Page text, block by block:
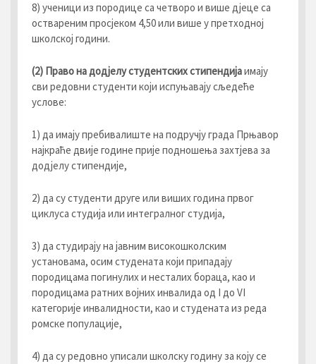
8) ученици из породице са четворо и више дјеце са
оствареним просјеком 4,50 или више у претходној
школској години.
(2) Право на додјелу студентских стипендијаимају
сви редовни студенти који испуњавају сљедеће
услове:
1) да имају пребивалиште на подручју града Прњавор
најкраће двије године прије подношења захтјева за
додјелу стипендије,
2) да су студенти друге или виших година првог
циклуса студија или интегралног студија,
3) да студирају на јавним високошколским
установама, осим студената који припадају
породицама погинулих и несталих бораца, као и
породицама ратних војних инвалида од I до VI
категорије инвалидности, као и студената из реда
ромске популације,
4) да су редовно уписали школску годину за коју се